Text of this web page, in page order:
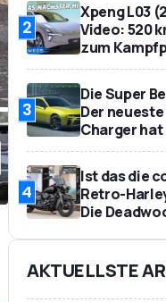
2
Xpeng L03
Video: 520
zum
3
Die Super
Der
Charger hat
4
Ist das die
Retro-
Die
AKTUELLSTE